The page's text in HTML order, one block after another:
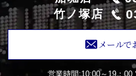
竹ノ塚店
メールで
営業時間:10:00～19：00